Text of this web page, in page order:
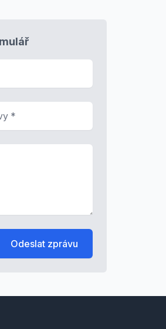
Odeslat zprávu